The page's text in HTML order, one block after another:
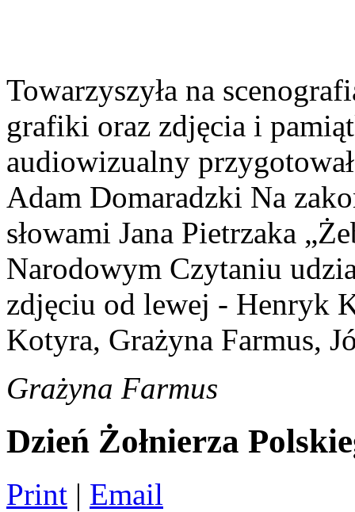
Towarzyszyła na
grafiki oraz zdjęcia i
audiowizualny
Adam Domaradzki Na
słowami Jana Pietrzaka
Narodowym Czytaniu
zdjęciu od lewej - Henryk
Kotyra, Grażyna Farmus,
Grażyna Farmus
Dzień Żołnierza
Print | Email